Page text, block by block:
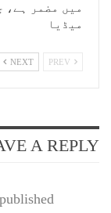
میں مضمر ہے،
میڈیا
NEXT
A REPLY